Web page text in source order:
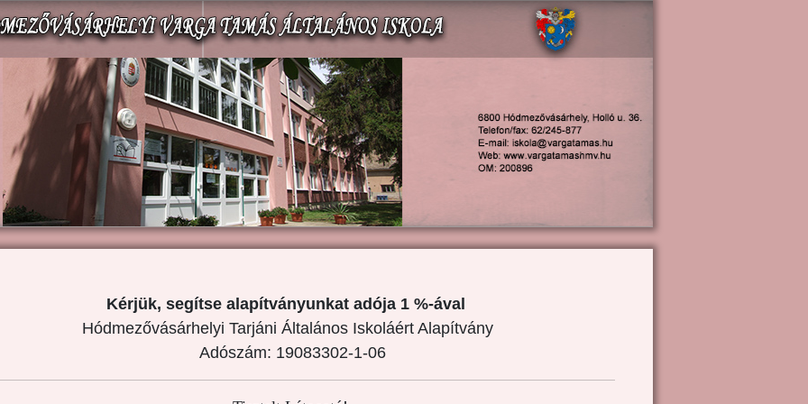
Kérjük, segítse alapítványunkat adója 1 %-ával
Hódmezővásárhelyi Tarjáni Általános Iskoláért Alapítvány
Adószám: 19083302-1-06